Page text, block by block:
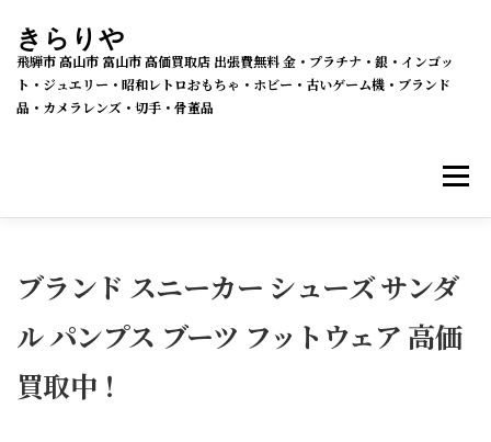
ン
ス
きらりや
飛騨市 高山市 富山市 高価買取店 出張費無料 金・プラチナ・銀・インゴッ
ト・ジュエリー・昭和レトロおもちゃ・ホビー・古いゲーム機・ブランド
品・カメラレンズ・切手・骨董品
メニ
メルカリSHOPS 公式ラクマ店 ヤフー2号店
ブランド スニーカー シューズ サンダ
ル パンプス ブーツ フットウェア 高価
買取中！